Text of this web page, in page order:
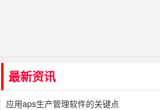
最新资讯
应用aps生产管理软件的关键点